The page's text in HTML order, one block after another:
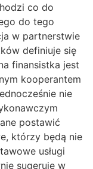
co do
do tego
w partnerstwie
definiuje się
finansistka jest
kooperantem
nie
postawić
którzy będą nie
usługi
sugeruje w